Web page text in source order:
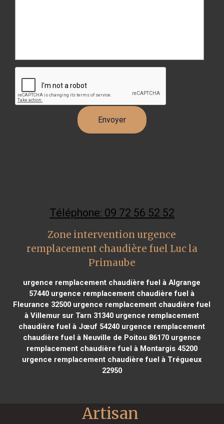
Téléphone: 09 72 56 52 52
Zone intervention urgence
remplacement chaudière fuel Luc la
Primaube
urgence remplacement chaudière fuel à Algrange
57440 urgence remplacement chaudière fuel à
Fleurance 32500 urgence remplacement chaudière fuel
à Villemur sur Tarn 31340 urgence remplacement
chaudière fuel à Jœuf 54240 urgence remplacement
chaudière fuel à Neuville de Poitou 86170urgence
remplacement chaudière fuel à Montargis 45200
urgence remplacement chaudière fuel à Trégueux
22950
Artisan